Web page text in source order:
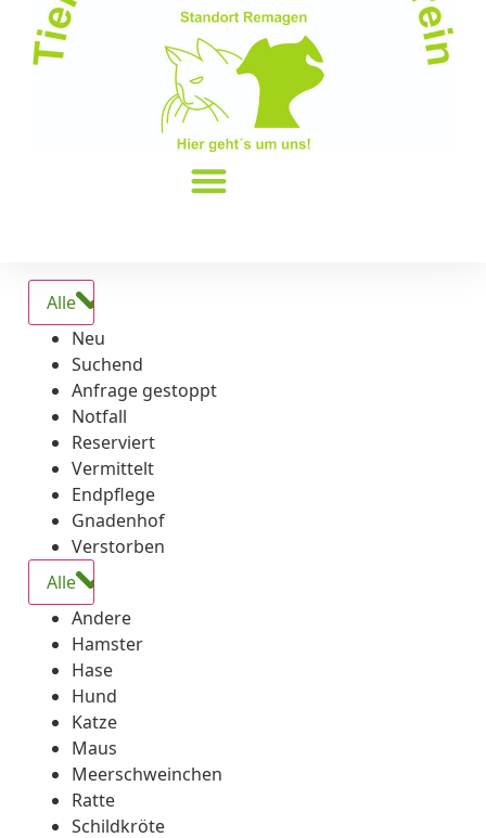
Alle
Neu
Suchend
Anfrage gestoppt
Notfall
Reserviert
Vermittelt
Endpflege
Gnadenhof
Verstorben
Alle
Andere
Hamster
Hase
Hund
Katze
Maus
Meerschweinchen
Ratte
Schildkröte